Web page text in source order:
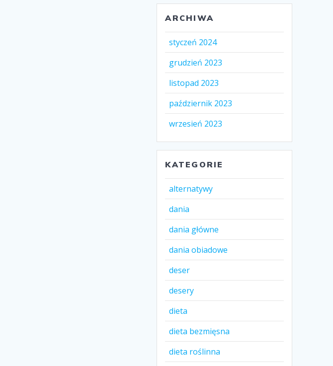
ARCHIWA
styczeń 2024
grudzień 2023
listopad 2023
październik 2023
wrzesień 2023
KATEGORIE
alternatywy
dania
dania główne
dania obiadowe
deser
desery
dieta
dieta bezmięsna
dieta roślinna